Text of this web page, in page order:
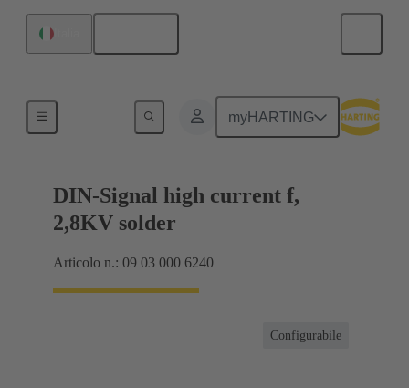
myHARTING
DIN-Signal high current f,
2,8KV solder
Articolo n.: 09 03 000 6240
Configurabile